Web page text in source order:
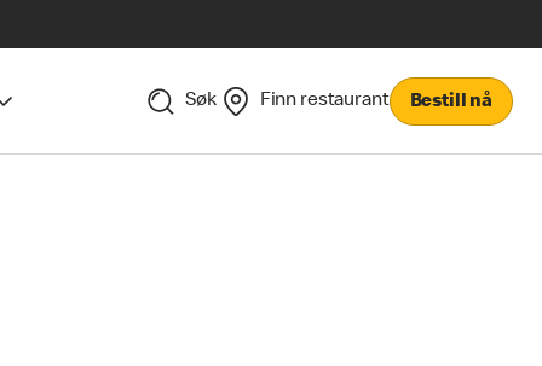
Søk Finn restaurant Bestill nå